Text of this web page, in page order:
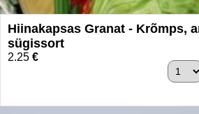
Hiinakapsas Granat - Krõmps,
sügissort
2.25 €